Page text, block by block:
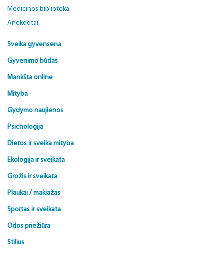
Medicinos biblioteka
Anekdotai
Sveika gyvensena
Gyvenimo būdas
Mankšta online
Mityba
Gydymo naujienos
Psichologija
Dietos ir sveika mityba
Ekologija ir sveikata
Grožis ir sveikata
Plaukai / makiažas
Sportas ir sveikata
Odos priežiūra
Stilius